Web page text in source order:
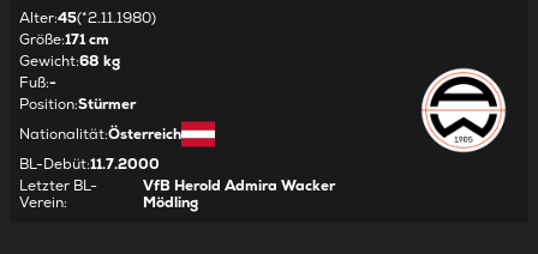
Alter:45(*2.11.1980)
Größe:171 cm
Gewicht:68 kg
Fuß:-
Position:Stürmer
Nationalität:Österreich
BL-Debüt:11.7.2000
Letzter BL-
Verein:
VfB Herold Admira Wacker
Mödling